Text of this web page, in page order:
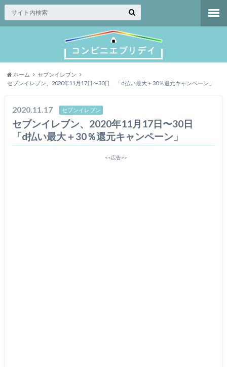
ホーム
セブンイレブン
セブンイレブン、2020年11月17日〜30日 「d払い最大＋30％還元キャンペーン」
2020.11.17 セブンイレブン
セブンイレブン、2020年11月17日〜30日
「d払い最大＋30％還元キャンペーン」
<<広告>>